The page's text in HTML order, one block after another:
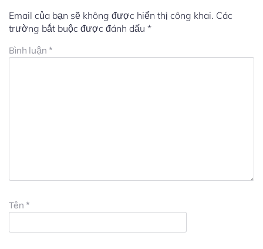
Email của bạn sẽ không được hiển thị công khai. Các
trường bắt buộc được đánh dấu *
Bình luận *
Tên *